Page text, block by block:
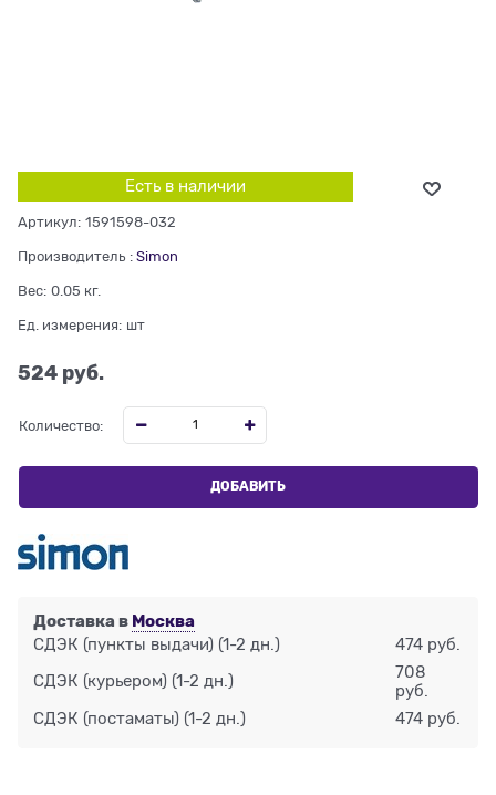
Есть в наличии
Артикул: 1591598-032
Производитель : Simon
Вес: 0.05 кг.
Ед. измерения: шт
524 руб.
Количество:
ДОБАВИТЬ
Доставка в Москва
СДЭК (пункты выдачи) (1-2 дн.) 474 руб.
СДЭК (курьером) (1-2 дн.)
708
руб.
СДЭК (постаматы) (1-2 дн.) 474 руб.